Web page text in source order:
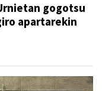
gogotsu
apartarekin